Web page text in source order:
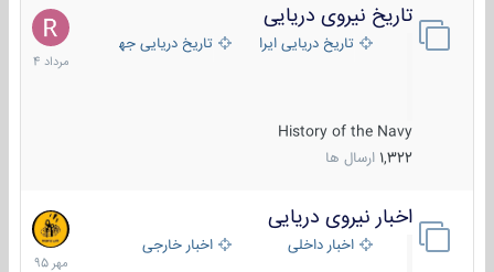
تاریخ نیروی دریایی
تاریخ دریایی ایران تاریخ دریایی جهان
History of the Navy
1,322 ارسال ها
16
مرداد
1404
اخبار نیروی دریایی
اخبار داخلی اخبار خارجی
27
مهر
1395